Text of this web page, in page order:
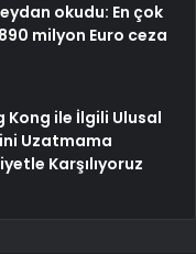
okudu: En çok
milyon Euro ceza
Kong ile İlgili Ulusal
Uzatmama
Karşılıyoruz